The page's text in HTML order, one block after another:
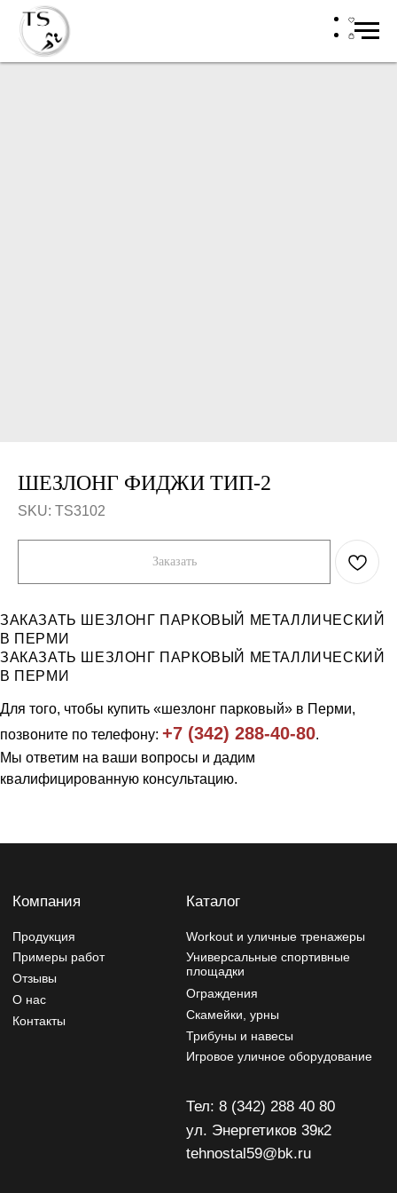
ШЕЗЛОНГ ФИДЖИ ТИП-2
SKU: TS3102
Заказать
ЗАКАЗАТЬ ШЕЗЛОНГ ПАРКОВЫЙ МЕТАЛЛИЧЕСКИЙ
В ПЕРМИ
ЗАКАЗАТЬ ШЕЗЛОНГ ПАРКОВЫЙ МЕТАЛЛИЧЕСКИЙ
В ПЕРМИ
Для того, чтобы купить «шезлонг парковый» в Перми,
позвоните по телефону: +7 (342) 288-40-80.
Мы ответим на ваши вопросы и дадим
квалифицированную консультацию.
Продукция
О нас
Примеры работ
Компания
Трибуны и навесы
Скамейки, урны
Ограждения
Игровое уличное оборудование
Тел: 8 (342) 288 40 80
Изделия могут отличаться от изображений на сайте,
Разработчик сайта - Фурсина Ксения
Продвижение сайта - "WebSites"